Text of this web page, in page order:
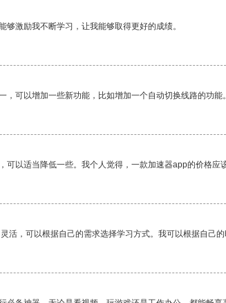
够激励我不断学习，让我能够取得更好的成绩。
，可以增加一些新功能，比如增加一个自动切换线路的功能。
可以适当降低一些。我个人觉得，一款加速器app的价格应
活，可以根据自己的需求选择学习方式。我可以根据自己的